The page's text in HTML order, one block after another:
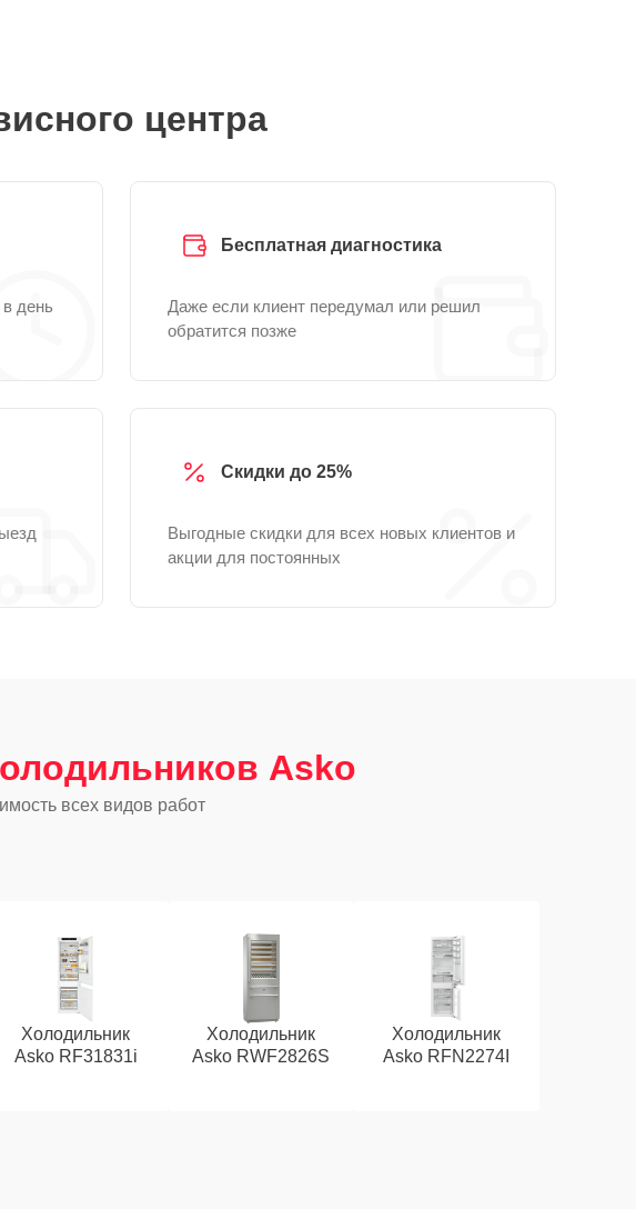
центра
день
Бесплатная диагностика
Даже если клиент передумал или решил
обратится позже
Скидки до 25%
Выгодные скидки для всех новых клиентов и
акции для постоянных
Asko
всех видов работ
Холодильник
Asko RF31831i
Холодильник
Asko RWF2826S
Холодильник
Asko RFN2274I